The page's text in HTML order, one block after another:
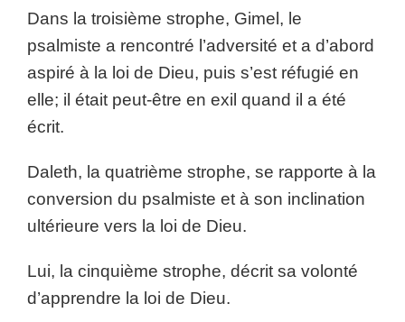
Dans la troisième strophe, Gimel, le
psalmiste a rencontré l’adversité et a d’abord
aspiré à la loi de Dieu, puis s’est réfugié en
elle; il était peut-être en exil quand il a été
écrit.
Daleth, la quatrième strophe, se rapporte à la
conversion du psalmiste et à son inclination
ultérieure vers la loi de Dieu.
Lui, la cinquième strophe, décrit sa volonté
d’apprendre la loi de Dieu.